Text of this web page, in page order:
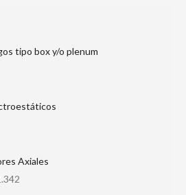
tipo box y/o plenum
Axiales